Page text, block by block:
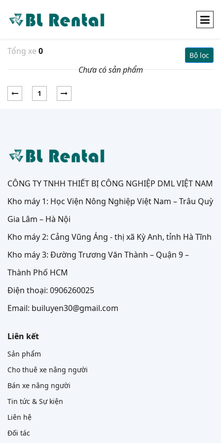
Tổng xe 0 Bộ lọc
Chưa có sản phẩm
1
CÔNG TY TNHH THIẾT BỊ CÔNG NGHIỆP DML VIỆT NAM
Kho máy 1: Học Viện Nông Nghiệp Việt Nam – Trâu Quỳ
Gia Lâm – Hà Nội
Kho máy 2: Cảng Vũng Áng - thị xã Kỳ Anh, tỉnh Hà Tĩnh
Kho máy 3: Đường Trương Văn Thành – Quận 9 –
Thành Phố HCM
Điện thoại: 0906260025
Email: builuyen30@gmail.com
Liên kết
Sản phẩm
Cho thuê xe nâng người
Bán xe nâng người
Tin tức & Sự kiện
Liên hệ
Đối tác